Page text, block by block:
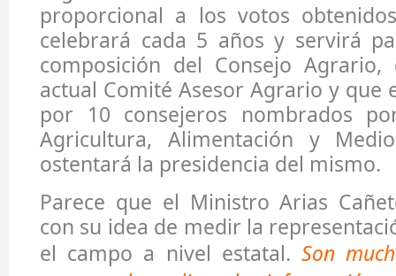
proporcional a los votos
celebrará cada 5 años y servirá
composición del Consejo
actual Comité Asesor Agrario y que
por 10 consejeros nombrados
Agricultura, Alimentación y
ostentará la presidencia del mismo.
Parece que el Ministro Arias
con su idea de medir la
el campo a nivel estatal.Son